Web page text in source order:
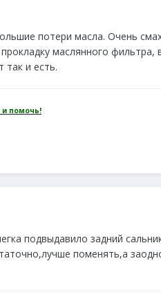
потери масла. Очень
маслянного фильтра,
так и есть.
помочь!
подвыдавило задний
поменять,а